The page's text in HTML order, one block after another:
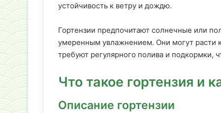
устойчивость к ветру и дождю.
Гортензии предпочитают солнечные или
умеренным увлажнением. Они могут расти
требуют регулярного полива и подкормки,
Что такое гортензия и
Описание гортензии